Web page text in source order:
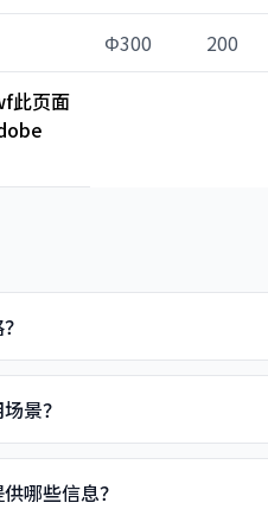
Φ300 200
此页面
景？
哪些信息？